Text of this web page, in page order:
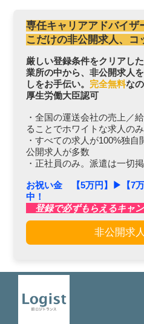
専任キャリアアドバイザ
こだけの非公開求人、コ
厳しい登録条件をクリアし
業所の中から、非公開求人
しをお手伝い。 完全無料な
厚生労働大臣認可
・全国の運送会社の売上／
ることでホワイトな求人の
・すべての求人が100%独
公開求人が多数
・正社員のみ。派遣は一切
お祝い金 【5万円】▶︎【7
中！
登録で必ずもらえるキャ
非公開求